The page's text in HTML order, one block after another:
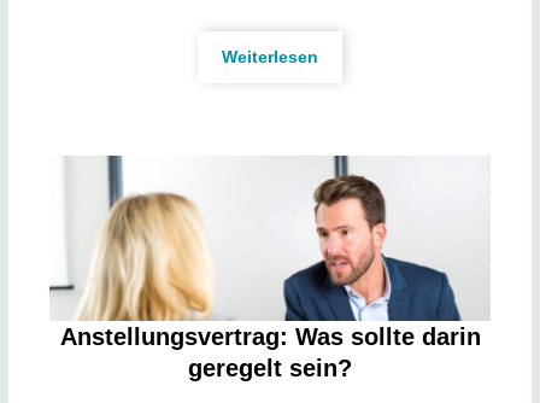
Weiterlesen
Anstellungsvertrag: Was sollte darin
geregelt sein?